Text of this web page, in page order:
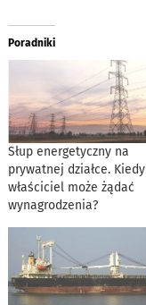
Poradniki
Słup energetyczny na
prywatnej działce. Kiedy
właściciel może żądać
wynagrodzenia?